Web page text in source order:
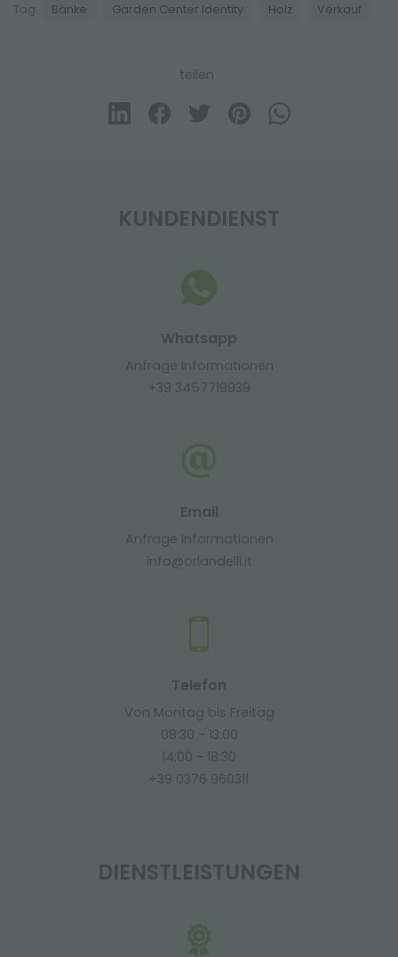
Tag: Bänke Garden Center Identity Holz Verkauf
teilen
KUNDENDIENST
Whatsapp
Anfrage Informationen
+39 3457719939
Email
Anfrage Informationen
info@orlandelli.it
Telefon
Von Montag bis Freitag
08:30 - 13:00
14:00 - 18:30
+39 0376 960311
DIENSTLEISTUNGEN